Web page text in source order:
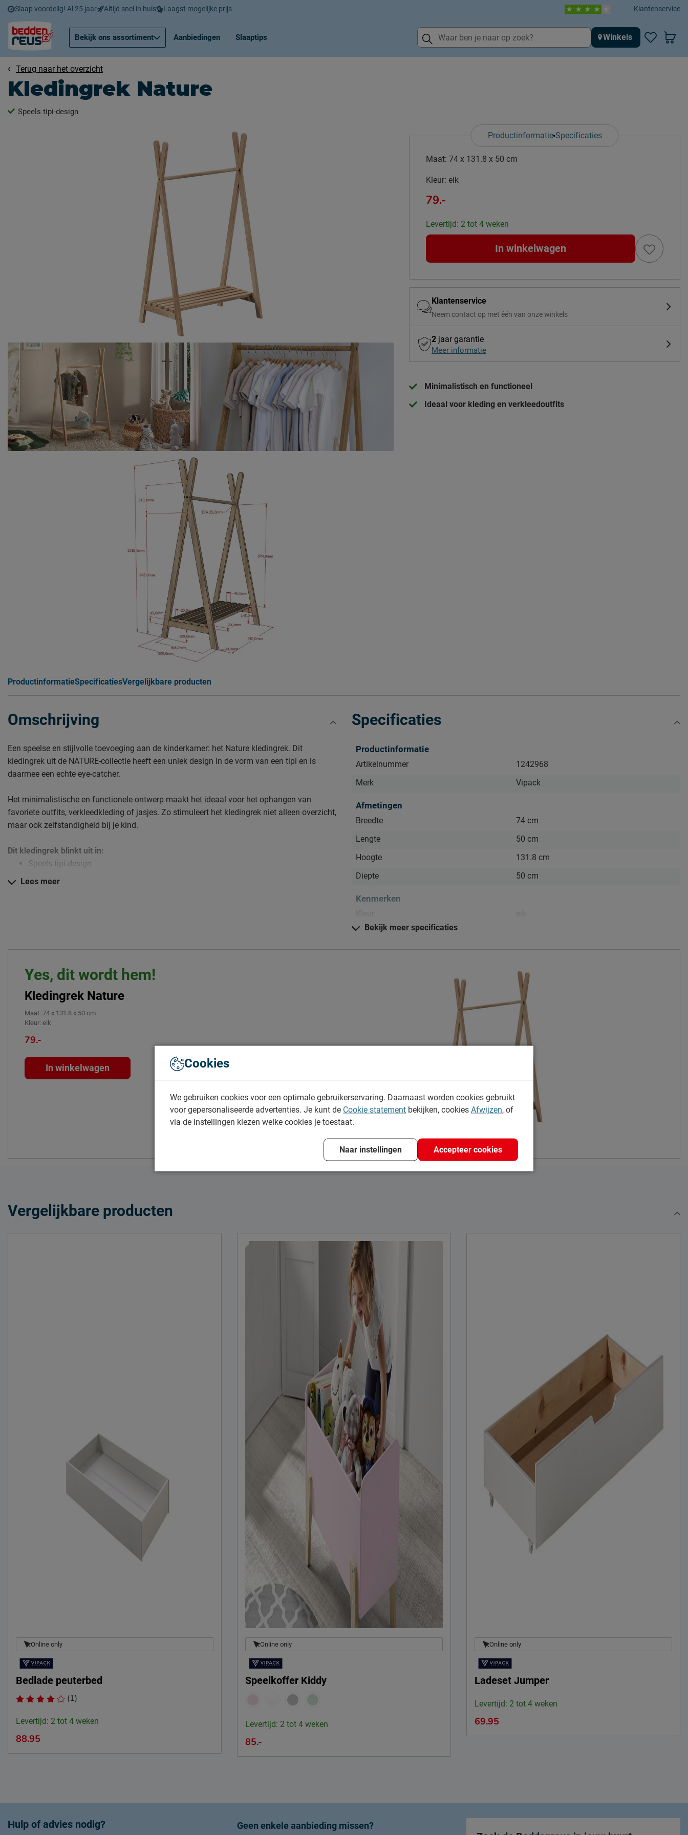
Slaap voordelig! Al 25 jaar Altijd snel in huis Laagst mogelijke prijs Klantenservice
Bekijk ons assortiment Aanbiedingen Slaaptips Winkels
Terug naar het overzicht
Kledingrek Nature
Speels tipi-design
Productinformatie Specificaties
Maat: 74 x 131.8 x 50 cm
Kleur: eik
79.-
Levertijd: 2 tot 4 weken
In winkelwagen
Klantenservice
Neem contact op met één van onze winkels
2 jaar garantie
Meer informatie
Minimalistisch en functioneel
Ideaal voor kleding en verkleedoutfits
ProductinformatieSpecificatiesVergelijkbare producten
Omschrijving
Een speelse en stijlvolle toevoeging aan de kinderkamer: het Nature kledingrek. Dit
kledingrek uit de NATURE-collectie heeft een uniek design in de vorm van een tipi en is
daarmee een echte eye-catcher.
Het minimalistische en functionele ontwerp maakt het ideaal voor het ophangen van
favoriete outfits, verkleedkleding of jasjes. Zo stimuleert het kledingrek niet alleen overzicht,
maar ook zelfstandigheid bij je kind.
Dit kledingrek blinkt uit in:
Speels tipi-design
Minimalistisch en functioneel
Lees meer
Specificaties
Productinformatie
Artikelnummer
1242968
Merk
Vipack
Afmetingen
Breedte
74 cm
Lengte
50 cm
Hoogte
131.8 cm
Diepte
50 cm
Kenmerken
Kleur
Materiaal eiken
2 jaar garantie volgens CBW voorwaarden
niet inbegrepen
Afnemen met een vochtig doekje
Leveranciersinformatie
Vipack NV
Meulebeeksestraat 51, 8710, Wielsbeke,
België
Emailadres
sales@vipack.be
Bekijk meer specificaties
Yes, dit wordt hem!
Kledingrek Nature
Maat: 74 x 131.8 x 50 cm
Kleur: eik
79.-
In winkelwagen
Vergelijkbare producten
Online only
Bedlade peuterbed
(1)
Levertijd: 2 tot 4 weken
88.95
Online only
Speelkoffer Kiddy
Levertijd: 2 tot 4 weken
85.-
Online only
Ladeset Jumper
Levertijd: 2 tot 4 weken
69.95
Hulp of advies nodig? Geen enkele aanbieding missen?
Cookies
We gebruiken cookies voor een optimale gebruikerservaring. Daarnaast worden cookies gebruikt
voor gepersonaliseerde advertenties. Je kunt de Cookie statement bekijken, cookies Afwijzen, of
via de instellingen kiezen welke cookies je toestaat.
Naar instellingen Accepteer cookies